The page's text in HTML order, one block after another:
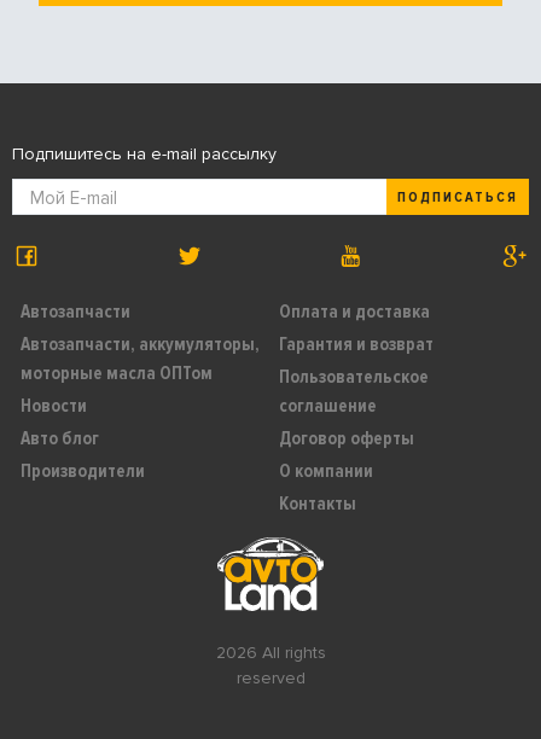
2026 All rights
reserved
Автозапчасти
Автозапчасти, аккумуляторы,
моторные масла ОПТом
Новости
Авто блог
Производители
Оплата и доставка
Гарантия и возврат
Пользовательское
соглашение
Договор оферты
О компании
Контакты
Подпишитесь на e-mail рассылку
ПОДПИСАТЬСЯ